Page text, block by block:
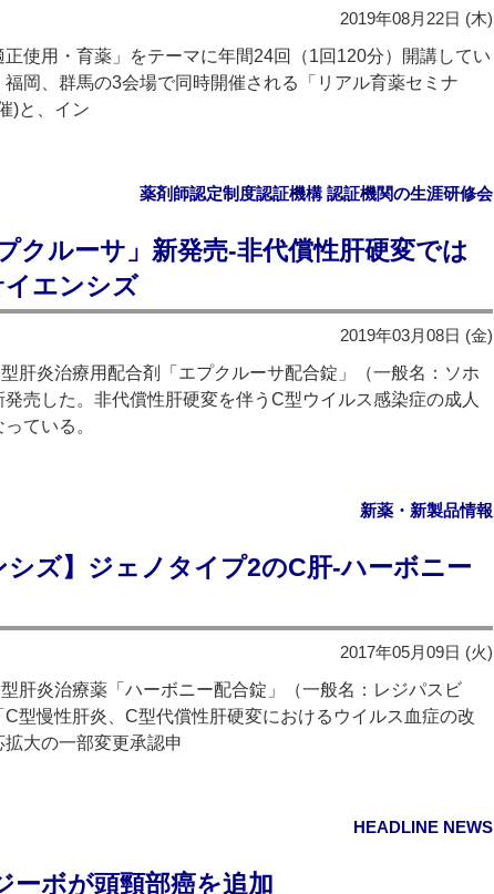
2019年08月22日 (木)
正使用・育薬」をテーマに年間24回（1回120分）開講してい
岡、群馬の3会場で同時開催される「リアル育薬セミナ
)と、イン
薬剤師認定制度認証機構 認証機関の生涯研修会
クルーサ」新発売‐非代償性肝硬変では
エンシズ
2019年03月08日 (金)
肝炎治療用配合剤「エプクルーサ配合錠」（一般名：ソホ
売した。非代償性肝硬変を伴うC型ウイルス感染症の成人
ている。
新薬・新製品情報
シズ】ジェノタイプ2のC肝‐ハーボニー
2017年05月09日 (火)
肝炎治療薬「ハーボニー配合錠」（一般名：レジパスビ
型慢性肝炎、C型代償性肝硬変におけるウイルス血症の改
大の一部変更承認申
HEADLINE NEWS
ーボが頭頸部癌を追加